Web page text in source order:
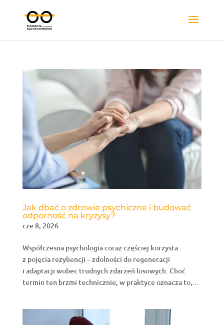
Jak dbać o zdrowie psychiczne i budować
odporność na kryzysy?
cze 8, 2026
Współczesna psychologia coraz częściej korzysta
z pojęcia rezyliencji – zdolności do regeneracji
i adaptacji wobec trudnych zdarzeń losowych. Choć
termin ten brzmi technicznie, w praktyce oznacza to,...